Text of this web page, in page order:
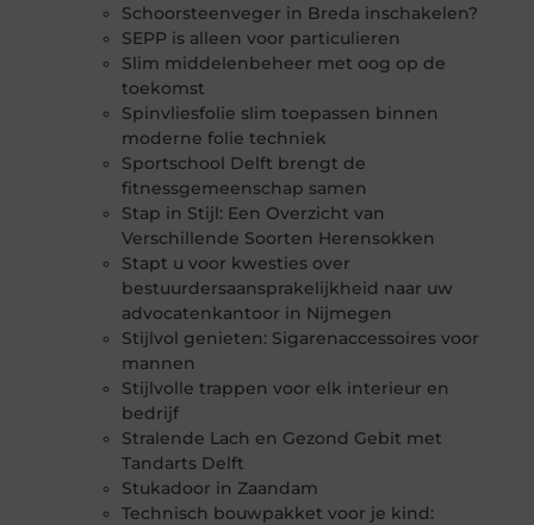
Schoorsteenveger in Breda inschakelen?
SEPP is alleen voor particulieren
Slim middelenbeheer met oog op de
toekomst
Spinvliesfolie slim toepassen binnen
moderne folie techniek
Sportschool Delft brengt de
fitnessgemeenschap samen
Stap in Stijl: Een Overzicht van
Verschillende Soorten Herensokken
Stapt u voor kwesties over
bestuurdersaansprakelijkheid naar uw
advocatenkantoor in Nijmegen
Stijlvol genieten: Sigarenaccessoires voor
mannen
Stijlvolle trappen voor elk interieur en
bedrijf
Stralende Lach en Gezond Gebit met
Tandarts Delft
Stukadoor in Zaandam
Technisch bouwpakket voor je kind: